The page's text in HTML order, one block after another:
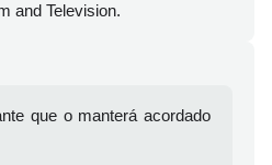
and Television.
que o manterá acordado